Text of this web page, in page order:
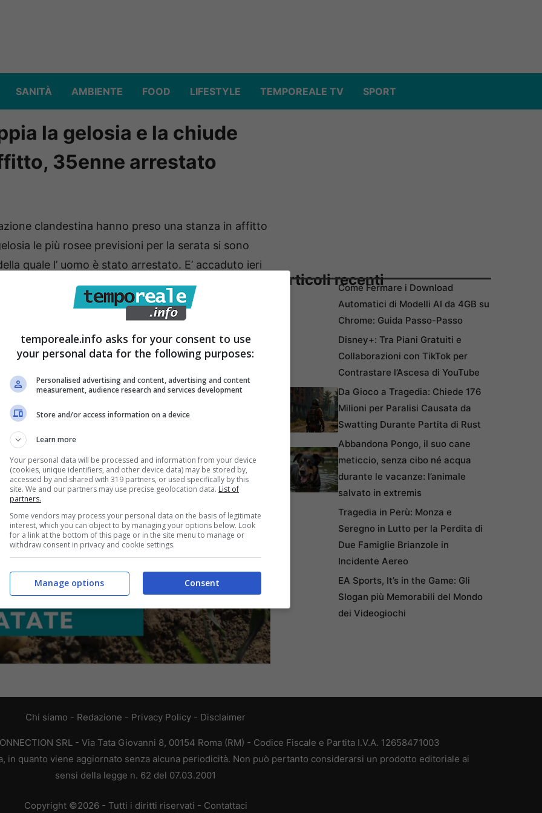
SANITÀ AMBIENTE FOOD LIFESTYLE TEMPOREALE TV SPORT
la gelosia e la chiude
35enne arrestato
clandestina hanno preso una stanza in affitto
le più rosee previsioni per la serata si sono
quale l’ uomo è stato arrestato. E’ accaduto ieri
hanno arrestato in flagranza un 35enne
persona”. Oltre ad aver aggredito la 28enne di
ha chiusa a chiave la donna nella stanza dove si
le formalità di rito, è stato condotto presso la
in attesa dell’udienza di convalida.
Articoli recentiCome Fermare i Download
Automatici di Modelli AI da 4GB su
Chrome: Guida Passo-Passo
Disney+: Tra Piani Gratuiti e
Collaborazioni con TikTok per
Contrastare l’Ascesa di YouTube
Da Gioco a Tragedia: Chiede 176
Milioni per Paralisi Causata da
Swatting Durante Partita di Rust
Abbandona Pongo, il suo cane
meticcio, senza cibo né acqua
durante le vacanze: l’animale
salvato in extremis
Tragedia in Perù: Monza e
Seregno in Lutto per la Perdita di
Due Famiglie Brianzole in
Incidente Aereo
EA Sports, It’s in the Game: Gli
Slogan più Memorabili del Mondo
dei Videogiochi
Chi siamo - Redazione - Privacy Policy - Disclaimer
SRL - Via Tata Giovanni 8, 00154 Roma (RM) - Codice Fiscale e Partita I.V.A. 12658471003
in quanto viene aggiornato senza alcuna periodicità. Non può pertanto considerarsi un prodotto editoriale ai
sensi della legge n. 62 del 07.03.2001
Copyright ©2026 - Tutti i diritti riservati - Contattaci
temporeale.info asks for your consent to use
your personal data for the following purposes:
Personalised advertising and content, advertising and content
measurement, audience research and services development
Store and/or access information on a device
Learn more
Your personal data will be processed and information from your device
(cookies, unique identifiers, and other device data) may be stored by,
accessed by and shared with 319 partners, or used specifically by this
site. We and our partners may use precise geolocation data. List of
partners.
Some vendors may process your personal data on the basis of legitimate
interest, which you can object to by managing your options below. Look
for a link at the bottom of this page or in the site menu to manage or
withdraw consent in privacy and cookie settings.
Consent
Manage options